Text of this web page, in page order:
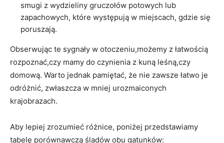
smugi z wydzieliny gruczołów potowych lub
zapachowych, które występują w miejscach, gdzie się
poruszają.
Obserwując te sygnały w otoczeniu,możemy z łatwością
rozpoznać,czy mamy do czynienia z kuną leśną,czy
domową. Warto jednak pamiętać, że nie zawsze łatwo je
odróżnić, zwłaszcza w mniej urozmaiconych
krajobrazach.
Aby lepiej zrozumieć różnice, poniżej przedstawiamy
tabelę porównawczą śladów obu gatunków: